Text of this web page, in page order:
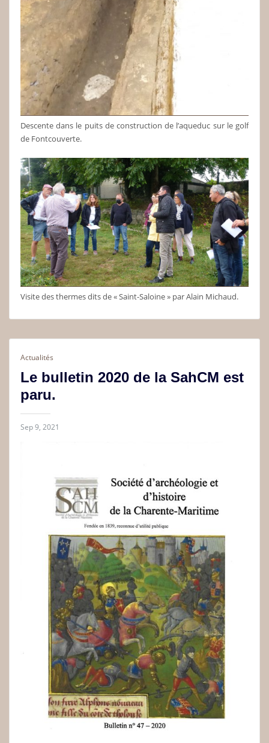
Descente dans le puits de construction de l’aqueduc sur le golf
de Fontcouverte.
Visite des thermes dits de « Saint-Saloine » par Alain Michaud.
Actualités
Le bulletin 2020 de la SahCM est
paru.
Sep 9, 2021